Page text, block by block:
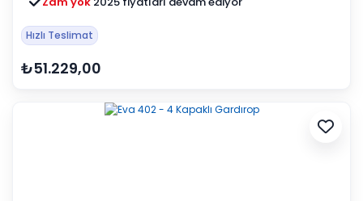
Hızlı Teslimat
₺51.229,00